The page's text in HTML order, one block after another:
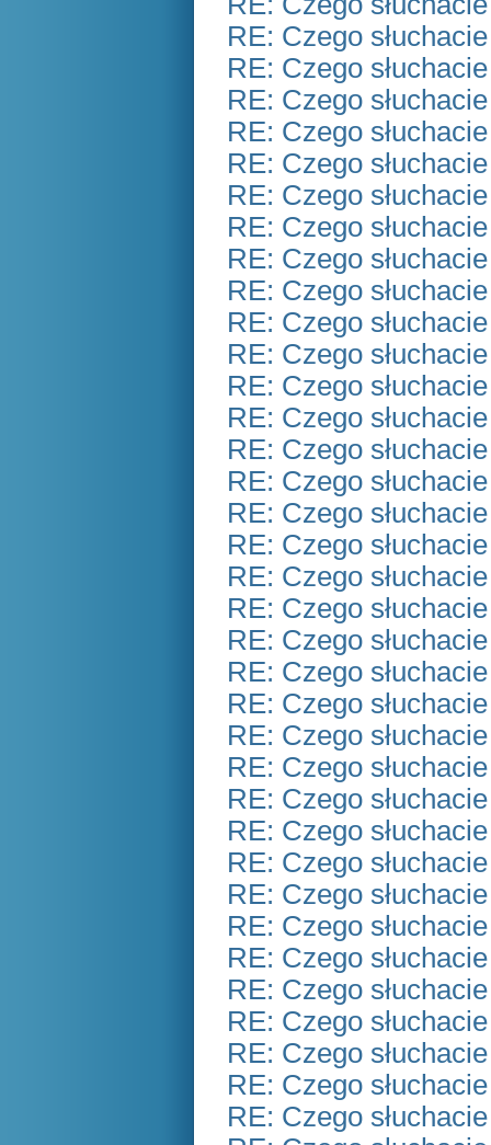
RE: Czego
RE: Czego
RE: Czego
RE: Czego
RE: Czego
RE: Czego
RE: Czego
RE: Czego
RE: Czego
RE: Czego
RE: Czego
RE: Czego
RE: Czego
RE: Czego
RE: Czego
RE: Czego
RE: Czego
RE: Czego
RE: Czego
RE: Czego
RE: Czego
RE: Czego
RE: Czego
RE: Czego
RE: Czego
RE: Czego
RE: Czego
RE: Czego
RE: Czego
RE: Czego
RE: Czego
RE: Czego
RE: Czego
RE: Czego
RE: Czego